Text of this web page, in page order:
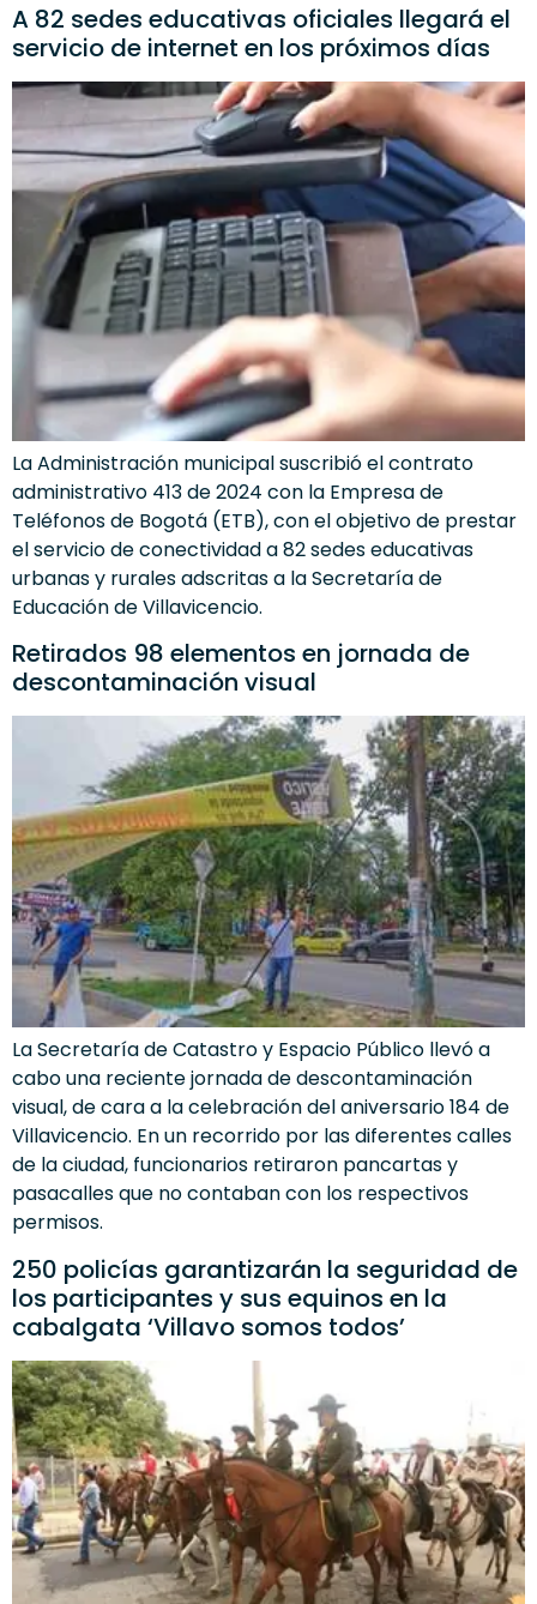
A 82 sedes educativas oficiales llegará el
servicio de internet en los próximos días
La Administración municipal suscribió el contrato
administrativo 413 de 2024 con la Empresa de
Teléfonos de Bogotá (ETB), con el objetivo de prestar
el servicio de conectividad a 82 sedes educativas
urbanas y rurales adscritas a la Secretaría de
Educación de Villavicencio.
Retirados 98 elementos en jornada de
descontaminación visual
La Secretaría de Catastro y Espacio Público llevó a
cabo una reciente jornada de descontaminación
visual, de cara a la celebración del aniversario 184 de
Villavicencio. En un recorrido por las diferentes calles
de la ciudad, funcionarios retiraron pancartas y
pasacalles que no contaban con los respectivos
permisos.
250 policías garantizarán la seguridad de
los participantes y sus equinos en la
cabalgata ‘Villavo somos todos’